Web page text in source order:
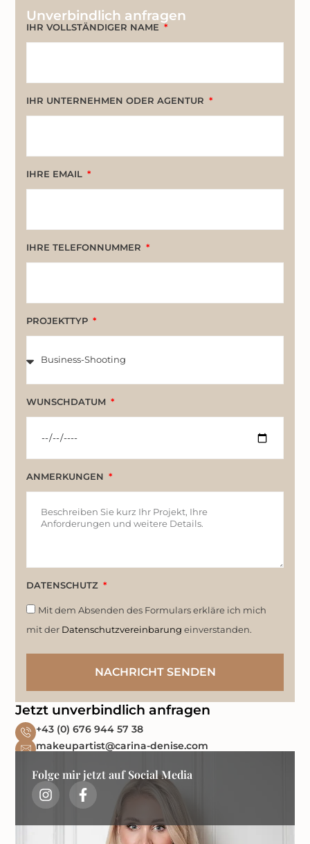
Jetzt unverbindlich anfragen
+43 (0) 676 944 57 38
makeupartist@carina-denise.com
Folge mir jetzt auf Social Media
Unverbindlich anfragen
IHR VOLLSTÄNDIGER NAME
IHR UNTERNEHMEN ODER AGENTUR
IHRE EMAIL
IHRE TELEFONNUMMER
PROJEKTTYP
WUNSCHDATUM
ANMERKUNGEN
DATENSCHUTZ
Mit dem Absenden des Formulars erkläre ich mich
mit der Datenschutzvereinbarung einverstanden.
NACHRICHT SENDEN